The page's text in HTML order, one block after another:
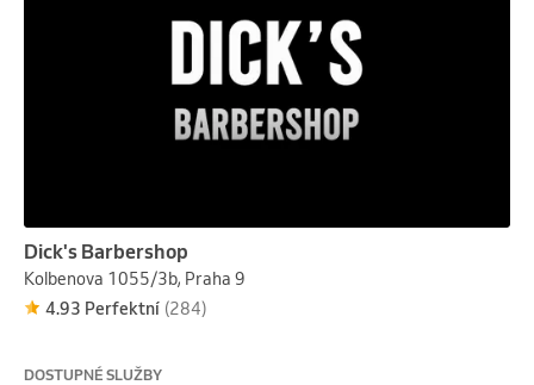
Dick's Barbershop
Kolbenova 1055/3b, Praha 9
4.93 Perfektní (284)
DOSTUPNÉ SLUŽBY